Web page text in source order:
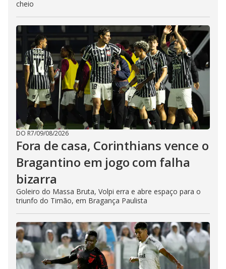
cheio
DO R7/09/08/2026
Fora de casa, Corinthians vence o
Bragantino em jogo com falha
bizarra
Goleiro do Massa Bruta, Volpi erra e abre espaço para o
triunfo do Timão, em Bragança Paulista